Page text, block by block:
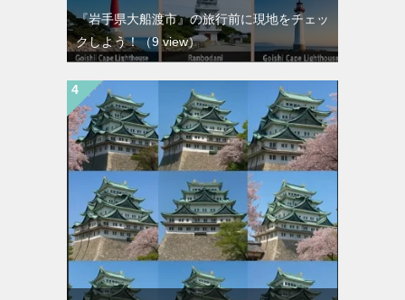
『岩手県大船渡市』の旅行前に現地をチェッ
クしよう！（9 view）